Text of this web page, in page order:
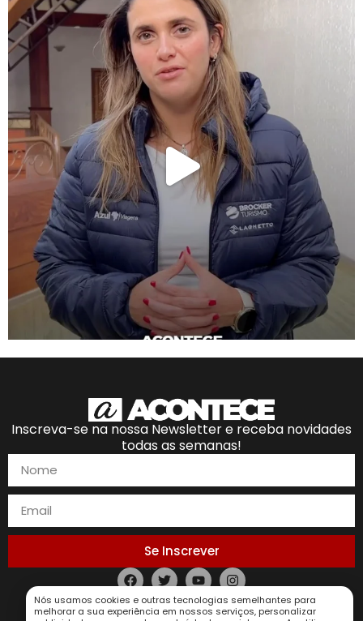
Inscreva-se na nossa Newsletter e receba novidades
todas as semanas!
Se Inscrever
Política de Privacidade
Nós usamos cookies e outras tecnologias semelhantes para
melhorar a sua experiência em nossos serviços, personalizar